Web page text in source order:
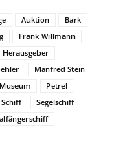
Auktion
Bark
Frank Willmann
Herausgeber
Manfred Stein
Museum
Petrel
Schiff
Segelschiff